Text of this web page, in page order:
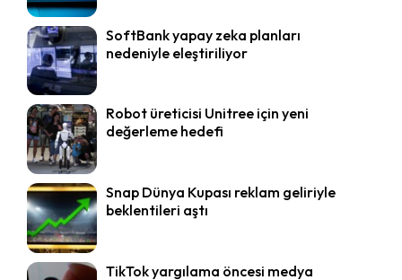
SoftBank yapay zeka planları
nedeniyle eleştiriliyor
Robot üreticisi Unitree için yeni
değerleme hedefi
Snap Dünya Kupası reklam geliriyle
beklentileri aştı
TikTok yargılama öncesi medya